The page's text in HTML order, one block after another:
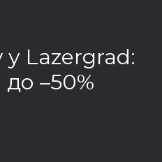
у Lazergrad:
–50%